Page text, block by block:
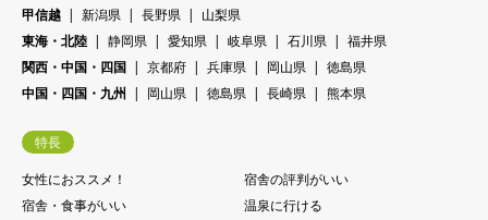
甲信越
新潟県 長野県
山梨県
東海・北陸
静岡県 愛知県 岐阜県 石川県
福井県
関西・中国・四国
京都府 兵庫県 岡山県
徳島県
中国・四国・九州
岡山県 徳島県 長崎県 熊本県
特長
女性におススメ！
宿舎の評判がいい
宿舎・食事がいい
温泉に行ける